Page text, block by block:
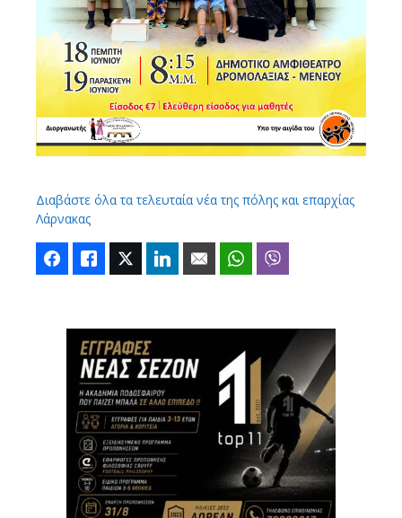
Διαβάστε όλα τα τελευταία νέα της πόλης και επαρχίας
Λάρνακας
FacebookLike Twitter LinkedIn Email WhatsApp